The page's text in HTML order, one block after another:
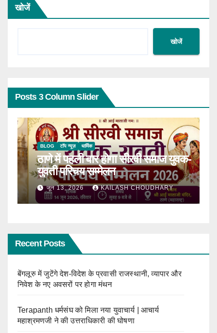
खोजें
खोजें
Posts 3 Column Slider
BLOG टॉप न्यूज़ धार्मिक
ठाणे में पहली बार होगा सीरवी समाज युवक-
युवती परिचय सम्मेलन
जून 13, 2026 KAILASH CHOUDHARY
Recent Posts
बेंगलूरु में जुटेंगे देश-विदेश के प्रवासी राजस्थानी, व्यापार और
निवेश के नए अवसरों पर होगा मंथन
Terapanth धर्मसंघ को मिला नया युवाचार्य | आचार्य
महाश्रमणजी ने की उत्तराधिकारी की घोषणा